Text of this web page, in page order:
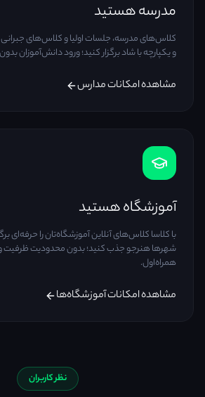
مدرسه هستید
کلاس‌های مدرسه، جلسات اولیا و کلاس‌های جبرانی
و یکپارچه با شاد برگزار کنید؛ ورود دانش‌آموزان
مشاهده امکانات مدارس
آموزشگاه هستید
با کلاسا کلاس‌های آنلاین آموزشگاه‌تان را حرفه‌ای
شهرها هنرجو جذب کنید؛ بدون محدودیت ظرفیت و
همراه‌اول.
مشاهده امکانات آموزشگاه‌ها
نظر کاربران